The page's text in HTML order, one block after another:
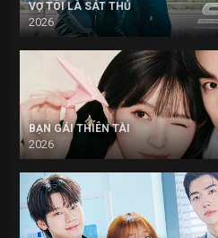
VỢ TÔI LÀ SÁT THỦ
2026
BẠN GÁI THIÊN TÀI
2026